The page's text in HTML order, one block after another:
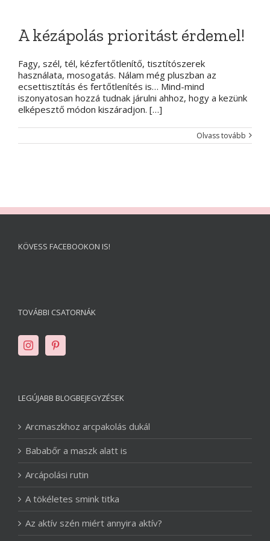
A kézápolás prioritást érdemel!
Fagy, szél, tél, kézfertőtlenítő, tisztítószerek
használata, mosogatás. Nálam még pluszban az
ecsettisztítás és fertőtlenítés is… Mind-mind
iszonyatosan hozzá tudnak járulni ahhoz, hogy a kezünk
elképesztő módon kiszáradjon. […]
Olvass tovább
KÖVESS FACEBOOKON IS!
TOVÁBBI CSATORNÁK
LEGÚJABB BLOGBEJEGYZÉSEK
Arcmaszkhoz arcpakolás dukál
Bababőr a maszk alatt is
Arcápolási rutin
A tökéletes smink titka
Az aktív szén miért annyira aktív?